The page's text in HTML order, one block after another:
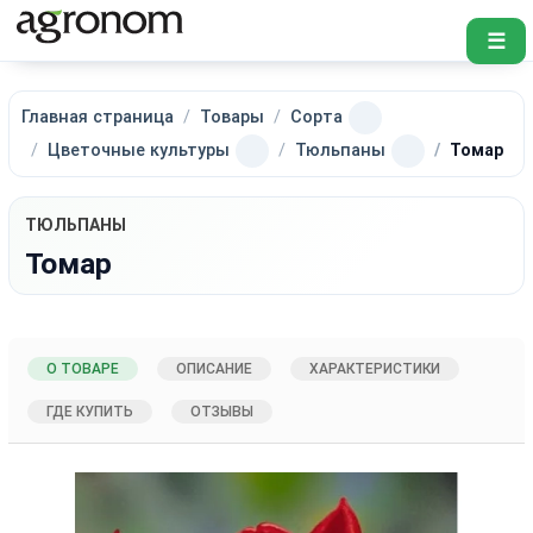
☰
Главная страница Товары
Сорта
Цветочные культуры
Тюльпаны Томар
ТЮЛЬПАНЫ
Томар
О ТОВАРЕ ОПИСАНИЕ ХАРАКТЕРИСТИКИ
ГДЕ КУПИТЬ ОТЗЫВЫ